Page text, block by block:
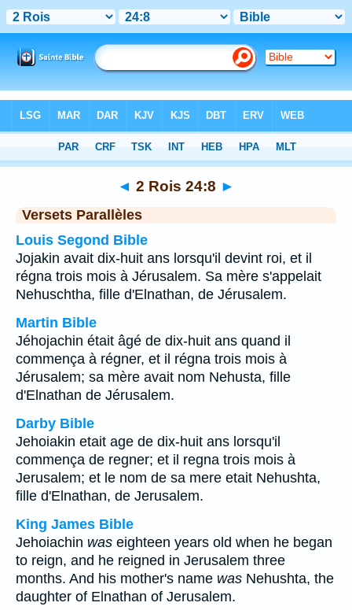
Chapitre 24> Verset 8
◄ 2 Rois 24:8 ►
Versets Parallèles
Louis Segond Bible
Jojakin avait dix-huit ans lorsqu'il devint roi, et il
régna trois mois à Jérusalem. Sa mère s'appelait
Nehuschtha, fille d'Elnathan, de Jérusalem.
Martin Bible
Jéhojachin était âgé de dix-huit ans quand il
commença à régner, et il régna trois mois à
Jérusalem; sa mère avait nom Nehusta, fille
d'Elnathan de Jérusalem.
Darby Bible
Jehoiakin etait age de dix-huit ans lorsqu'il
commença de regner; et il regna trois mois à
Jerusalem; et le nom de sa mere etait Nehushta,
fille d'Elnathan, de Jerusalem.
King James Bible
Jehoiachin was eighteen years old when he began
to reign, and he reigned in Jerusalem three
months. And his mother's name was Nehushta, the
daughter of Elnathan of Jerusalem.